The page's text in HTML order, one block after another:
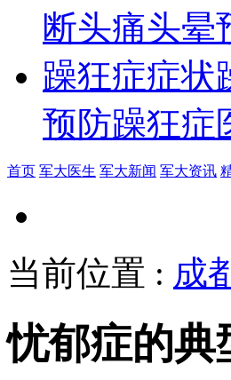
断头痛头晕
躁狂症症状
预防躁狂症
首页 军大医生 军大新闻 军大资讯
当前位置 : 成
忧郁症的典